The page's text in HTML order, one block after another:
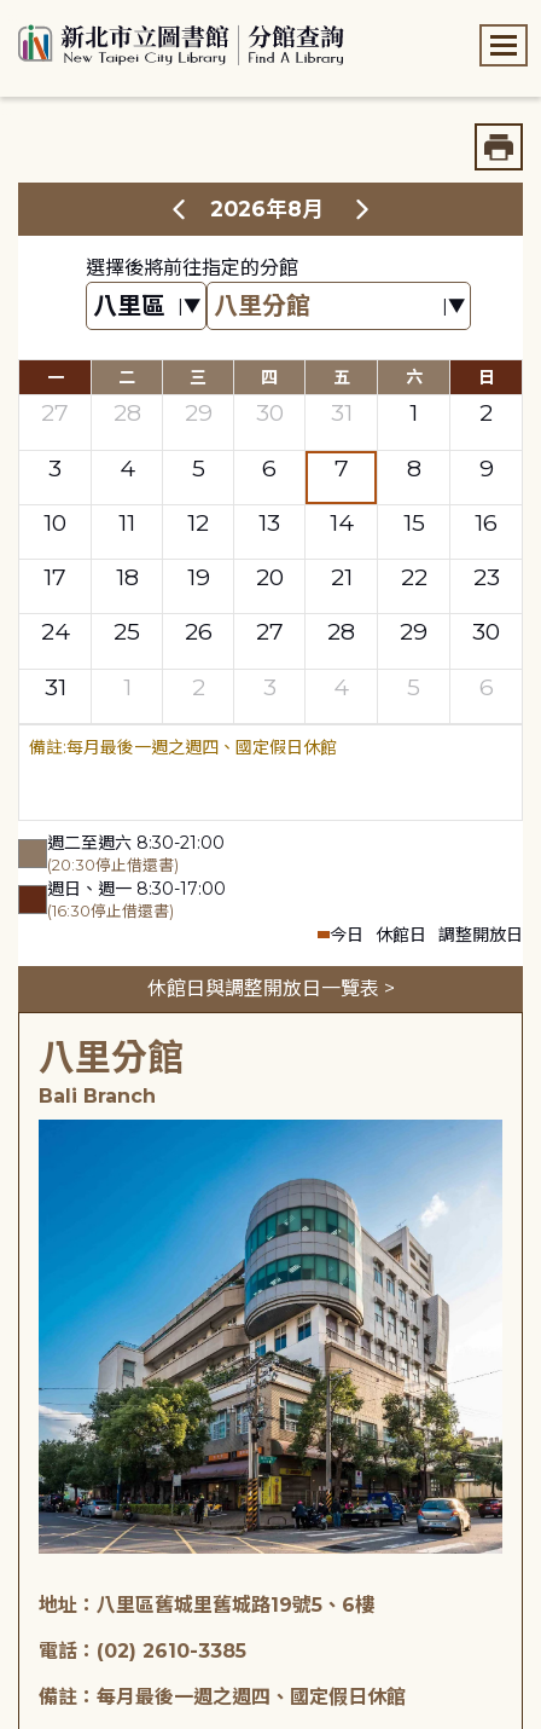
2026年8月
選擇後將前往指定的分館
一 二 三 四 五 六 日
27 28 29 30 31 1
2
3
4 5 6 7 8
9
10
11 12 13 14 15
16
17
18 19 20 21 22
23
24
25 26 27 28 29
30
31
1 2 3 4 5 6
每月最後一週之週四、國定假日休館
週二至週六 8:30-21:00
(20:30停止借還書)
週日、週一 8:30-17:00
(16:30停止借還書)
今日 休館日 調整開放日
休館日與調整開放日一覽表 >
八里分館
Bali Branch
地址：八里區舊城里舊城路19號5、6樓
電話：(02) 2610-3385
備註：每月最後一週之週四、國定假日休館